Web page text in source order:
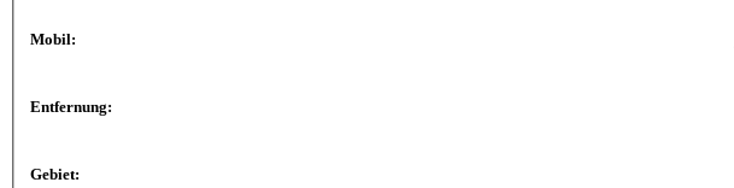
Mobil:
Entfernung:
Gebiet: